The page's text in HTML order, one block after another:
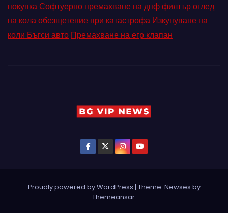
покупкаСофтуерно премахване на дпф филтъроглед
на колаобезщетение при катастрофа Изкупуване на
коли Бъгси авто Премахване на егр клапан
Proudly powered by WordPress | Theme: Newses by
Themeansar.